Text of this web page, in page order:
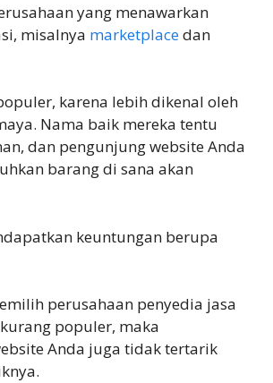
yang menawarkan
misalnya marketplacedan
karena lebih dikenal oleh
Nama baik mereka tentu
dan pengunjung website Anda
barang di sana akan
keuntungan berupa
perusahaan penyedia jasa
populer, maka
Anda juga tidak tertarik